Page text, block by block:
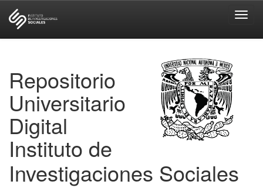
Repositorio
Universitario
Digital
Instituto de
Investigaciones Sociales